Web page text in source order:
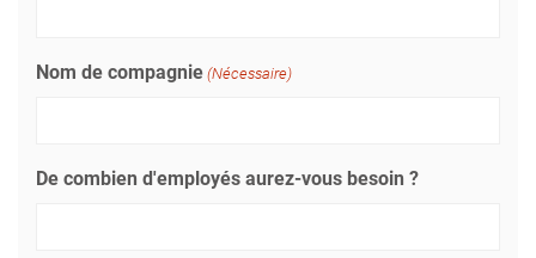
Nom de compagnie (Nécessaire)
De combien d'employés aurez-vous besoin ?